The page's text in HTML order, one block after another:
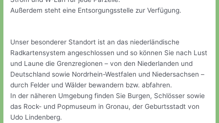
Außerdem steht eine Entsorgungsstelle zur Verfügung.
Unser besonderer Standort ist an das niederländische
Radkartensystem angeschlossen und so können Sie nach Lust
und Laune die Grenzregionen – von den Niederlanden und
Deutschland sowie Nordrhein-Westfalen und Niedersachsen –
durch Felder und Wälder bewandern bzw. abfahren.
In der näheren Umgebung finden Sie Burgen, Schlösser sowie
das Rock- und Popmuseum in Gronau, der Geburtsstadt von
Udo Lindenberg.